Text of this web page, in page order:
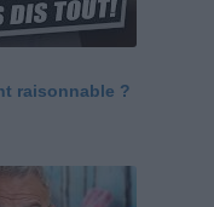
raisonnable ?